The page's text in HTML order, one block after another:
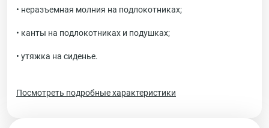
• неразъемная молния на подлокотниках;
• канты на подлокотниках и подушках;
• утяжка на сиденье.
Посмотреть подробные характеристики